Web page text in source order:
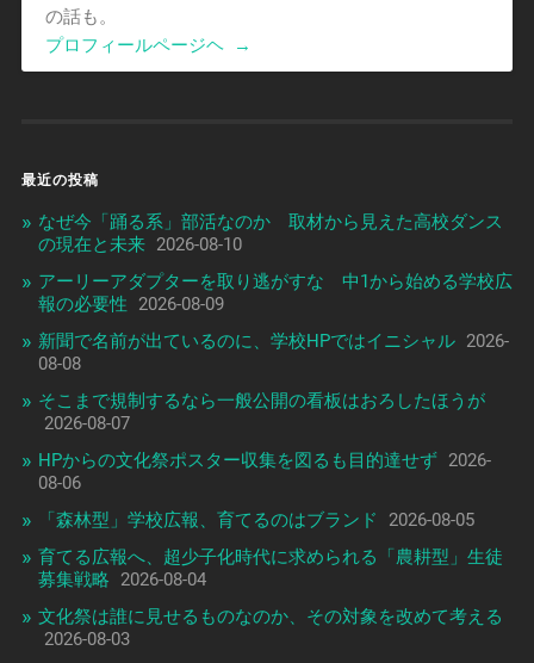
の話も。
プロフィールページヘ
→
最近の投稿
なぜ今「踊る系」部活なのか 取材から見えた高校ダンス
の現在と未来 2026-08-10
アーリーアダプターを取り逃がすな 中1から始める学校広
報の必要性
2026-08-09
新聞で名前が出ているのに、学校HPではイニシャル 2026-
08-08
そこまで規制するなら一般公開の看板はおろしたほうが
2026-08-07
HPからの文化祭ポスター収集を図るも目的達せず 2026-
08-06
「森林型」学校広報、育てるのはブランド
2026-08-05
育てる広報へ、超少子化時代に求められる「農耕型」生徒
募集戦略
2026-08-04
文化祭は誰に見せるものなのか、その対象を改めて考える
2026-08-03